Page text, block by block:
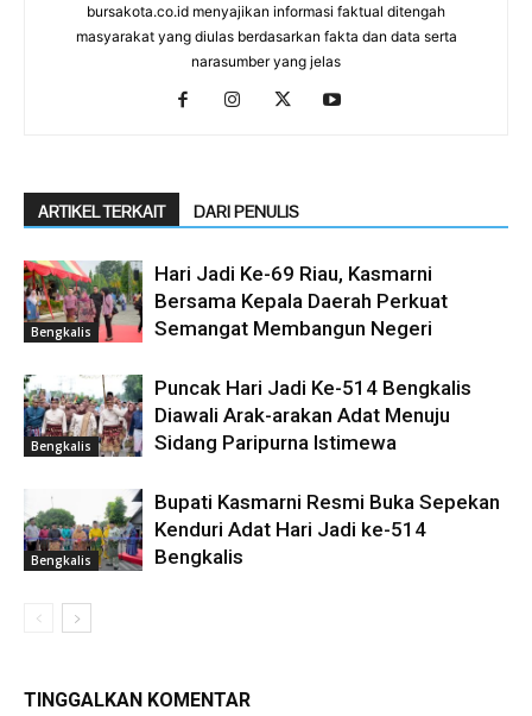
bursakota.co.id menyajikan informasi faktual ditengah
masyarakat yang diulas berdasarkan fakta dan data serta
narasumber yang jelas
ARTIKEL TERKAIT DARI PENULIS
Bengkalis
Hari Jadi Ke-69 Riau, Kasmarni
Bersama Kepala Daerah Perkuat
Semangat Membangun Negeri
Bengkalis
Puncak Hari Jadi Ke-514 Bengkalis
Diawali Arak-arakan Adat Menuju
Sidang Paripurna Istimewa
Bengkalis
Bupati Kasmarni Resmi Buka Sepekan
Kenduri Adat Hari Jadi ke-514
Bengkalis
TINGGALKAN KOMENTAR